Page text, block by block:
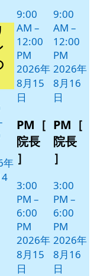
ベ
ン
ト)
年
9:00
AM –
12:00
PM
2026年
8月15
日
PM［
院長
］
3:00
PM –
6:00
PM
2026年
8月15
日
9:00
AM –
12:00
PM
2026年
8月16
日
PM［
院長
］
3:00
PM –
6:00
PM
2026年
8月16
日